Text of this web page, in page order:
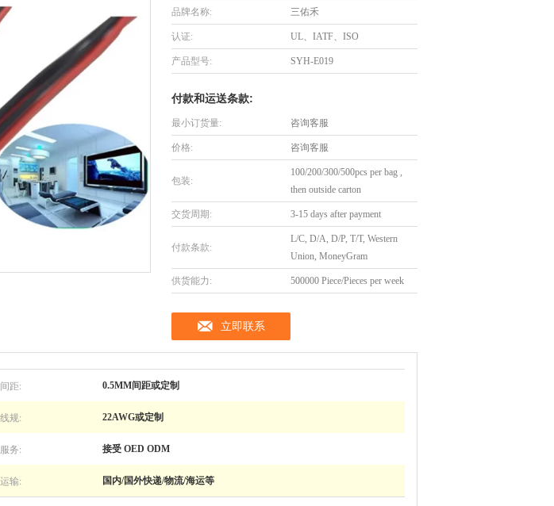
品牌名称: 三佑禾
认证: UL、IATF、ISO
产品型号: SYH-E019
付款和运送条款:
最小订货量: 咨询客服
价格: 咨询客服
包装:
100/200/300/500pcs per bag ,
then outside carton
交货周期: 3-15 days after payment
付款条款:
L/C, D/A, D/P, T/T, Western
Union, MoneyGram
供货能力: 500000 Piece/Pieces per week
立即联系
间距: 0.5MM间距或定制
线规: 22AWG或定制
服务: 接受 OED ODM
运输: 国内/国外快递/物流/海运等